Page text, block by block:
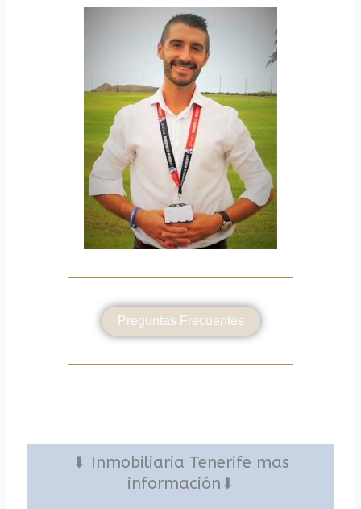
Preguntas Frecuentes
⬇ Inmobiliaria Tenerife mas
información⬇